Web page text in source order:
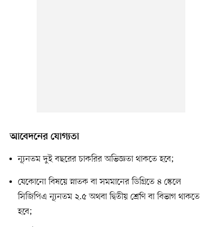
আবেদনের যোগ্যতা
ন্যূনতম দুই বছরের চাকরির অভিজ্ঞতা থাকতে হবে;
যেকোনো বিষয়ে স্নাতক বা সমমানের ডিগ্রিতে ৪ স্কেলে
সিজিপিএ ন্যূনতম ২.৫ অথবা দ্বিতীয় শ্রেণি বা বিভাগ থাকতে
হবে;